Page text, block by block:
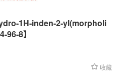
1H-inden-2-yl(morpholi
8】
收藏